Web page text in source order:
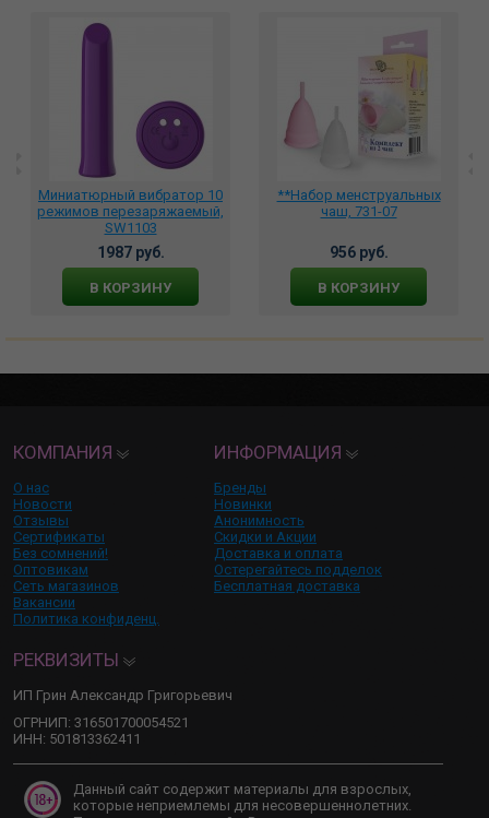
Миниатюрный вибратор 10
режимов перезаряжаемый,
SW1103
1987 руб.
В КОРЗИНУ
**Набор менструальных
чаш, 731-07
956 руб.
В КОРЗИНУ
КОМПАНИЯ
О нас
Новости
Отзывы
Сертификаты
Без сомнений!
Оптовикам
Сеть магазинов
Вакансии
Политика конфиденц.
ИНФОРМАЦИЯ
Бренды
Новинки
Анонимность
Скидки и Акции
Доставка и оплата
Остерегайтесь подделок
Бесплатная доставка
РЕКВИЗИТЫ
ИП Грин Александр Григорьевич
ОГРНИП: 316501700054521
ИНН: 501813362411
Данный сайт содержит материалы для взрослых,
которые неприемлемы для несовершеннолетних.